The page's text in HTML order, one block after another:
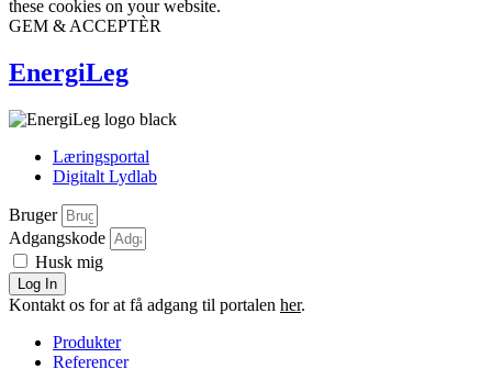
these cookies on your website.
GEM & ACCEPTÈR
EnergiLeg
Læringsportal
Digitalt Lydlab
Bruger
Adgangskode
Husk mig
Log In
Kontakt os for at få adgang til portalen her.
Produkter
Referencer